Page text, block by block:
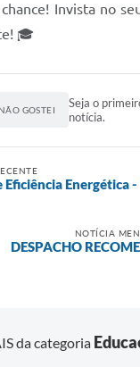
Invista no
🎓
NÃO GOSTEI
Seja o
notícia.
Energética -
NOTÍCIA
DESPACHO
da categoria